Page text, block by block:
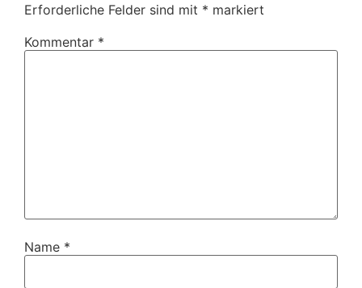
Erforderliche Felder sind mit * markiert
Kommentar *
Name *